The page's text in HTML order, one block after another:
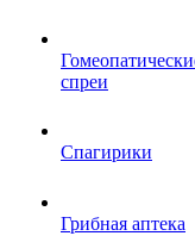
спреи
Спагирики
Грибная аптека